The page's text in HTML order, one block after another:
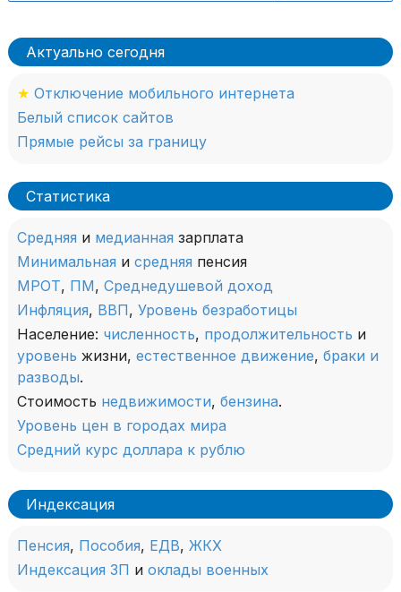
Актуально сегодня
★ Отключение мобильного интернета
Белый список сайтов
Прямые рейсы за границу
Статистика
Средняя и медианная зарплата
Минимальная и средняя пенсия
МРОТ, ПМ, Среднедушевой доход
Инфляция, ВВП, Уровень безработицы
Население: численность, продолжительность и
уровень жизни, естественное движение, браки и
разводы.
Стоимость недвижимости, бензина.
Уровень цен в городах мира
Средний курс доллара к рублю
Индексация
Пенсия, Пособия, ЕДВ, ЖКХ
Индексация ЗП и оклады военных